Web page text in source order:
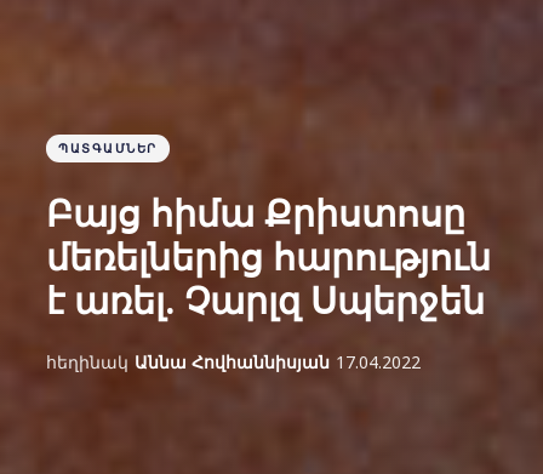
ՊԱՏԳԱՄՆԵՐ
Բայց հիմա Քրիստոսը
մեռելներից հարություն
է առել. Չարլզ Սպերջեն
հեղինակ Աննա Հովհաննիսյան 17.04.2022